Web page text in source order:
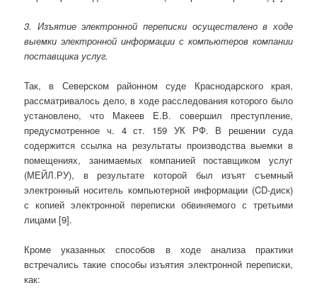
3. Изъятие электронной переписки осуществлено в ходе
выемки электронной информации с компьютеров компании
поставщика услуг.
Так, в Северском районном суде Краснодарского края,
рассматривалось дело, в ходе расследования которого было
установлено, что Макеев Е.В. совершил преступление,
предусмотренное ч. 4 ст. 159 УК РФ. В решении суда
содержится ссылка на результаты производства выемки в
помещениях, занимаемых компанией поставщиком услуг
(МЕЙЛ.РУ), в результате которой был изъят съемный
электронный носитель компьютерной информации (CD-диск)
с копией электронной переписки обвиняемого с третьими
лицами [9].
Кроме указанных способов в ходе анализа практики
встречались такие способы изъятия электронной переписки,
как: